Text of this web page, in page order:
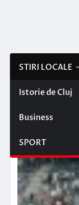
STIRI LOCALE
Istorie de Cluj
Business
SPORT
Etichetă: